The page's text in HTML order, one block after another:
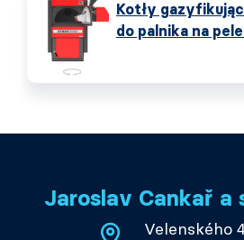
Kotły
do palnika na
Jaroslav Cankař a
Velenského